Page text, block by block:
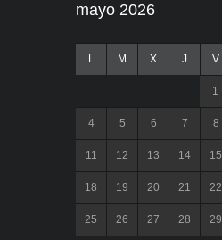
mayo 2026
L M X J V
1
4 5 6 7 8
11 12 13 14 15
18 19 20 21 22
25 26 27 28 29